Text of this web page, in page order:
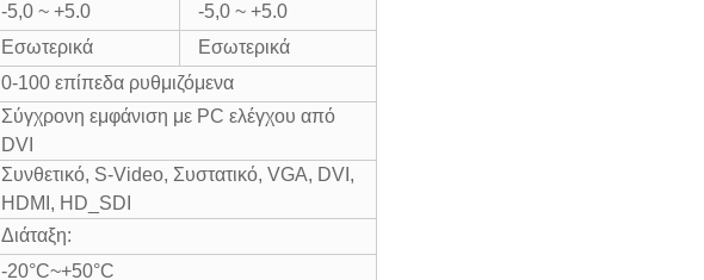
-5,0 ~ +5.0
-5,0 ~ +5.0
Εσωτερικά
Εσωτερικά
0-100 επίπεδα ρυθμιζόμενα
Σύγχρονη εμφάνιση με PC ελέγχου από
DVI
Συνθετικό, S-Video, Συστατικό, VGA, DVI,
HDMI, HD_SDI
Διάταξη:
-20°C~+50°C